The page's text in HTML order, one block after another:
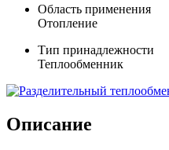
Область применения
Отопление
Тип принадлежности
Теплообменник
Описание